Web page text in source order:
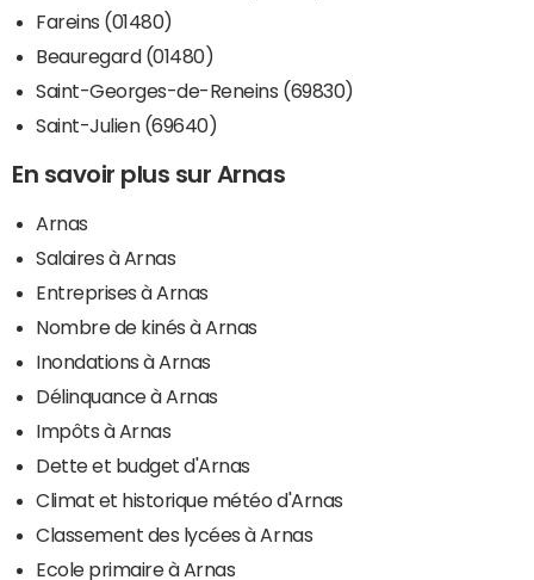
Fareins (01480)
Beauregard (01480)
Saint-Georges-de-Reneins (69830)
Saint-Julien (69640)
En savoir plus sur Arnas
Arnas
Salaires à Arnas
Entreprises à Arnas
Nombre de kinés à Arnas
Inondations à Arnas
Délinquance à Arnas
Impôts à Arnas
Dette et budget d'Arnas
Climat et historique météo d'Arnas
Classement des lycées à Arnas
Ecole primaire à Arnas